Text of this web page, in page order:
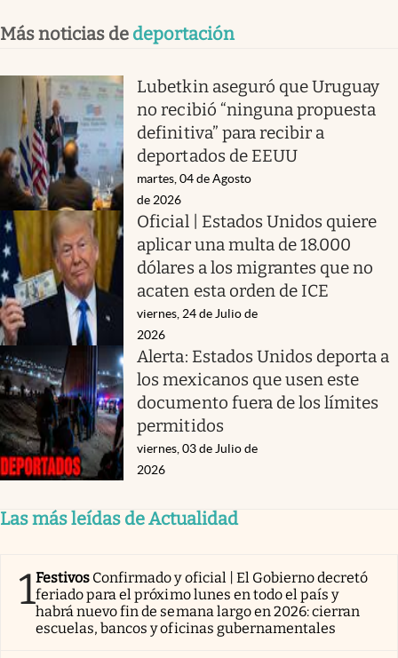
Más noticias de deportación
Lubetkin aseguró que Uruguay
no recibió “ninguna propuesta
definitiva” para recibir a
deportados de EEUU
martes, 04 de Agosto
de 2026
Oficial | Estados Unidos quiere
aplicar una multa de 18.000
dólares a los migrantes que no
acaten esta orden de ICE
viernes, 24 de Julio de
2026
Alerta: Estados Unidos deporta a
los mexicanos que usen este
documento fuera de los límites
permitidos
viernes, 03 de Julio de
2026
Las más leídas de Actualidad
1Festivos Confirmado y oficial | El Gobierno decretó
feriado para el próximo lunes en todo el país y
habrá nuevo fin de semana largo en 2026: cierran
escuelas, bancos y oficinas gubernamentales